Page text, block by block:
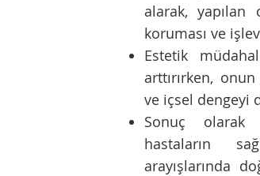
alarak, yapılan
koruması ve
Estetik
arttırırken,
ve içsel dengeyi
Sonuç olarak
hastaların
arayışlarında